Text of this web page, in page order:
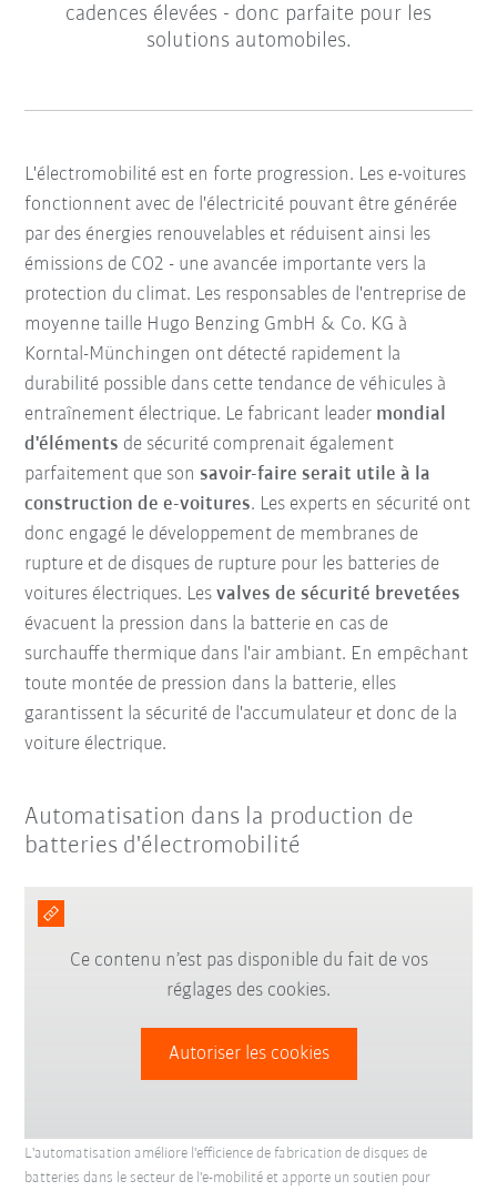
cadences élevées - donc parfaite pour les
solutions automobiles.
L'électromobilité est en forte progression. Les e-voitures
fonctionnent avec de l'électricité pouvant être générée
par des énergies renouvelables et réduisent ainsi les
émissions de CO2 - une avancée importante vers la
protection du climat. Les responsables de l'entreprise de
moyenne taille Hugo Benzing GmbH & Co. KG à
Korntal-Münchingen ont détecté rapidement la
durabilité possible dans cette tendance de véhicules à
entraînement électrique. Le fabricant leader mondial
d'éléments de sécurité comprenait également
parfaitement que sonsavoir-faire serait utile à la
construction de e-voitures. Les experts en sécurité ont
donc engagé le développement de membranes de
rupture et de disques de rupture pour les batteries de
voitures électriques. Lesvalves de sécurité brevetées
évacuent la pression dans la batterie en cas de
surchauffe thermique dans l'air ambiant. En empêchant
toute montée de pression dans la batterie, elles
garantissent la sécurité de l'accumulateur et donc de la
voiture électrique.
Automatisation dans la production de
batteries d'électromobilité
Ce contenu n’est pas disponible du fait de vos
réglages des cookies.
Autoriser les cookies
L'automatisation améliore l'efficience de fabrication de disques de
batteries dans le secteur de l'e-mobilité et apporte un soutien pour